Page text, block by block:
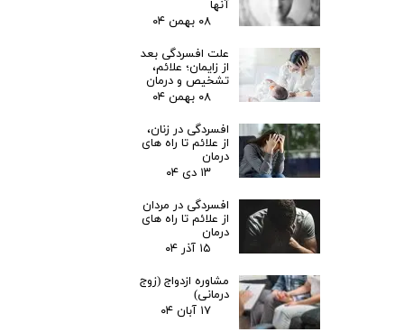
آنها
۰۸ بهمن ۰۴
علت افسردگی بعد
از زایمان؛ علائم،
تشخیص و درمان
۰۸ بهمن ۰۴
افسردگی در زنان،
از علائم تا راه های
درمان
۱۳ دی ۰۴
افسردگی در مردان
از علائم تا راه های
درمان
۱۵ آذر ۰۴
مشاوره ازدواج (زوج
درمانی)
۱۷ آبان ۰۴